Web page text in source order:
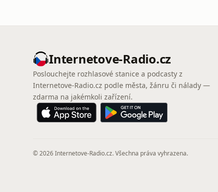
Internetove-Radio.cz
Poslouchejte rozhlasové stanice a podcasty z
Internetove-Radio.cz podle města, žánru či nálady —
zdarma na jakémkoli zařízení.
© 2026 Internetove-Radio.cz. Všechna práva vyhrazena.